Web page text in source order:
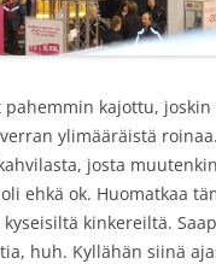
kajottu,
ylimääräistä
josta
ehkä ok. Huomatkaa
kinkereiltä.
huh. Kyllähän siinä